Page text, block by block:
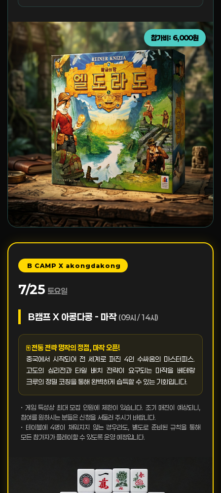
참가비: 6,000원
B CAMP X akongdakong
7/25 토요일
B캠프 X 아콩다콩 - 마작 (09시 / 14시)
🀄 전통 전략 명작의 정점, 마작 오픈!
중국에서 시작되어 전 세계로 퍼진 4인 수싸움의 마스터피스.
고도의 심리전과 타일 배치 전략이 요구되는 마작을 베테랑
크루의 정밀 코칭을 통해 완벽하게 습득할 수 있는 기회입니다.
• 게임 특성상 최대 모집 인원에 제한이 있습니다. 조기 매진이 예상되니,
참여를 원하시는 분들은 신청을 서둘러 주시기 바랍니다.
• 테이블에 4명이 채워지지 않는 경우라도, 별도로 준비된 규칙을 통해
모든 참가자가 플레이할 수 있도록 운영 예정입니다.